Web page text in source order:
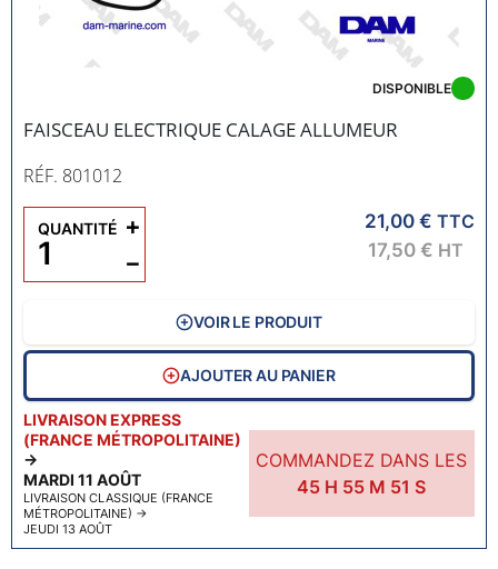
FAISCEAU ELECTRIQUE CALAGE ALLUMEUR
RÉF. 801012
LIVRAISON EXPRESS
(FRANCE MÉTROPOLITAINE)
→
MARDI 11 AOÛT
LIVRAISON CLASSIQUE (FRANCE
MÉTROPOLITAINE) →
JEUDI 13 AOÛT
COMMANDEZ DANS LES
45H 55M 50 S
DISPONIBLE
21,00 € TTC
17,50 € HT
QUANTITÉ
−
+
VOIR LE PRODUIT
AJOUTER AU PANIER